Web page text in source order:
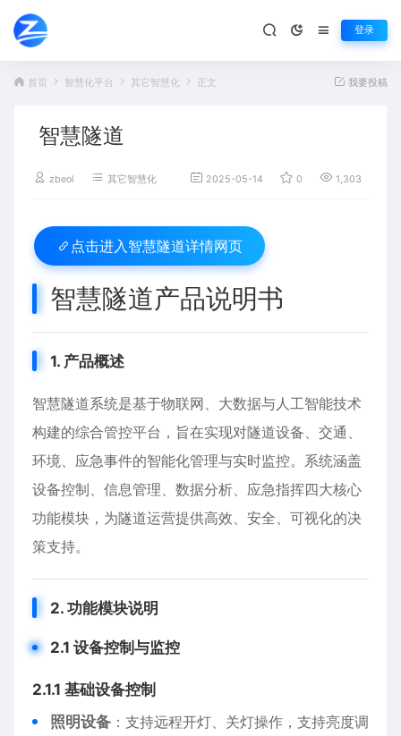
登录
首页 智慧化平台 其它智慧化 正文 我要投稿
智慧隧道
zbeol 其它智慧化 2025-05-14 0 1,303
点击进入 智慧隧道详情网页
智慧隧道产品说明书
​1. 产品概述​
智慧隧道系统是基于物联网、大数据与人工智能技术
构建的综合管控平台，旨在实现对隧道设备、交通、
环境、应急事件的智能化管理与实时监控。系统涵盖
设备控制、信息管理、数据分析、应急指挥四大核心
功能模块，为隧道运营提供高效、安全、可视化的决
策支持。
​2. 功能模块说明​
​2.1 设备控制与监控​
​2.1.1 基础设备控制​
​照明设备​ ​：支持远程开灯、关灯操作，支持亮度调